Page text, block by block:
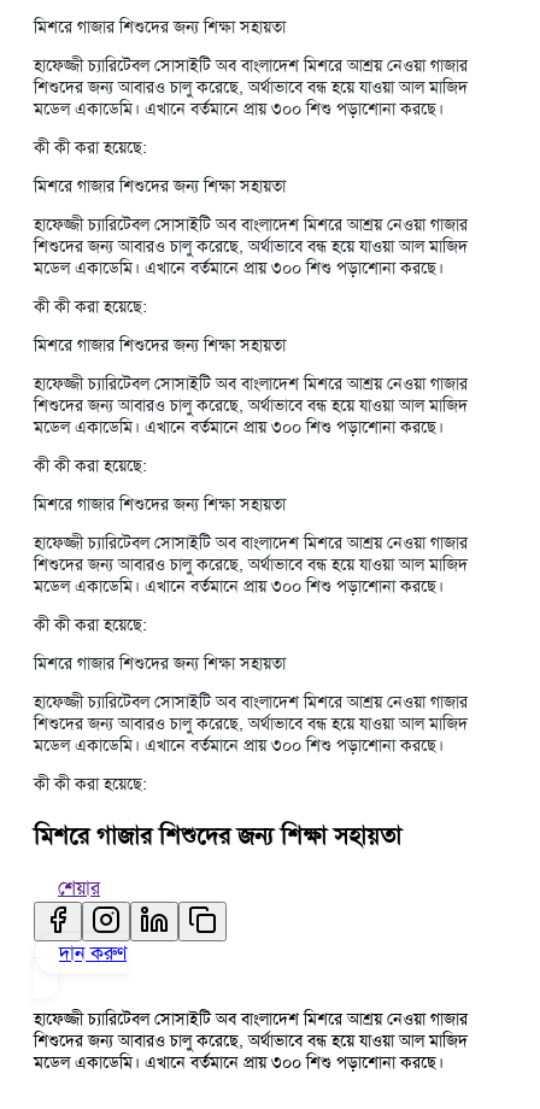
মিশরে গাজার শিশুদের জন্য শিক্ষা সহায়তা
হাফেজ্জী চ্যারিটেবল সোসাইটি অব বাংলাদেশ মিশরে আশ্রয় নেওয়া গাজার
শিশুদের জন্য আবারও চালু করেছে, অর্থাভাবে বন্ধ হয়ে যাওয়া আল মাজিদ
মডেল একাডেমি। এখানে বর্তমানে প্রায় ৩০০ শিশু পড়াশোনা করছে।
কী কী করা হয়েছে:
মিশরে গাজার শিশুদের জন্য শিক্ষা সহায়তা
হাফেজ্জী চ্যারিটেবল সোসাইটি অব বাংলাদেশ মিশরে আশ্রয় নেওয়া গাজার
শিশুদের জন্য আবারও চালু করেছে, অর্থাভাবে বন্ধ হয়ে যাওয়া আল মাজিদ
মডেল একাডেমি। এখানে বর্তমানে প্রায় ৩০০ শিশু পড়াশোনা করছে।
কী কী করা হয়েছে:
মিশরে গাজার শিশুদের জন্য শিক্ষা সহায়তা
হাফেজ্জী চ্যারিটেবল সোসাইটি অব বাংলাদেশ মিশরে আশ্রয় নেওয়া গাজার
শিশুদের জন্য আবারও চালু করেছে, অর্থাভাবে বন্ধ হয়ে যাওয়া আল মাজিদ
মডেল একাডেমি। এখানে বর্তমানে প্রায় ৩০০ শিশু পড়াশোনা করছে।
কী কী করা হয়েছে:
মিশরে গাজার শিশুদের জন্য শিক্ষা সহায়তা
হাফেজ্জী চ্যারিটেবল সোসাইটি অব বাংলাদেশ মিশরে আশ্রয় নেওয়া গাজার
শিশুদের জন্য আবারও চালু করেছে, অর্থাভাবে বন্ধ হয়ে যাওয়া আল মাজিদ
মডেল একাডেমি। এখানে বর্তমানে প্রায় ৩০০ শিশু পড়াশোনা করছে।
কী কী করা হয়েছে:
মিশরে গাজার শিশুদের জন্য শিক্ষা সহায়তা
হাফেজ্জী চ্যারিটেবল সোসাইটি অব বাংলাদেশ মিশরে আশ্রয় নেওয়া গাজার
শিশুদের জন্য আবারও চালু করেছে, অর্থাভাবে বন্ধ হয়ে যাওয়া আল মাজিদ
মডেল একাডেমি। এখানে বর্তমানে প্রায় ৩০০ শিশু পড়াশোনা করছে।
কী কী করা হয়েছে:
মিশরে গাজার শিশুদের জন্য শিক্ষা সহায়তা
শেয়ার
দান করুণ
হাফেজ্জী চ্যারিটেবল সোসাইটি অব বাংলাদেশ মিশরে আশ্রয় নেওয়া গাজার
শিশুদের জন্য আবারও চালু করেছে, অর্থাভাবে বন্ধ হয়ে যাওয়া আল মাজিদ
মডেল একাডেমি। এখানে বর্তমানে প্রায় ৩০০ শিশু পড়াশোনা করছে।